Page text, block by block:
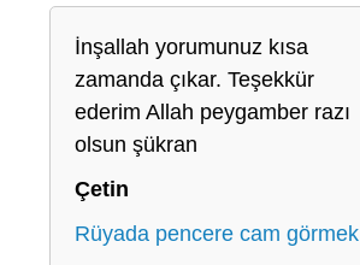
İnşallah yorumunuz kısa
zamanda çıkar. Teşekkür
ederim Allah peygamber razı
olsun şükran
Çetin
Rüyada pencere cam görmek